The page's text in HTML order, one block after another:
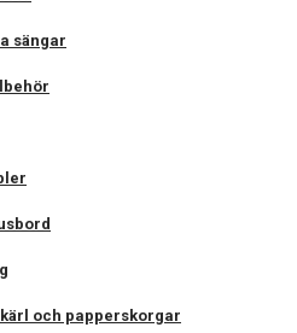
sängar
och papperskorgar